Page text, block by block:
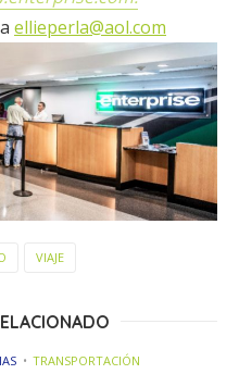
ellieperla@aol.com
VIAJE
TRANSPORTACIÓN